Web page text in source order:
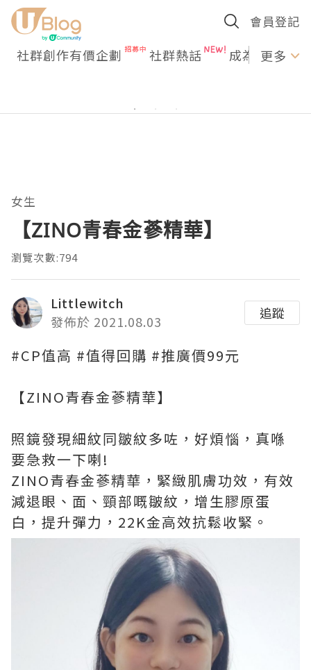
會員登記
社群創作有價企劃 社群熱話 成為U更多
女生
【ZINO青春金蔘精華】
瀏覽次數:794
Littlewitch
發佈於 2021.08.03
追蹤
#CP值高 #值得回購 #推廣價99元
【ZINO青春金蔘精華】
照鏡發現細紋同皺紋多咗，好煩惱，真喺
要急救一下喇!
ZINO青春金蔘精華，緊緻肌膚功效，有效
減退眼、面、頸部嘅皺紋，增生膠原蛋
白，提升彈力，22K金高效抗鬆收緊。